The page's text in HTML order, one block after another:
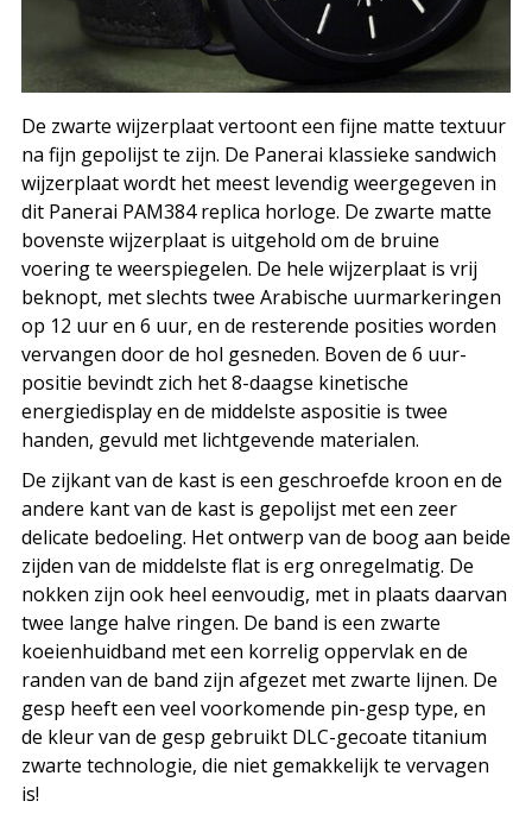
De zwarte wijzerplaat vertoont een fijne matte textuur
na fijn gepolijst te zijn. De Panerai klassieke sandwich
wijzerplaat wordt het meest levendig weergegeven in
dit Panerai PAM384 replica horloge. De zwarte matte
bovenste wijzerplaat is uitgehold om de bruine
voering te weerspiegelen. De hele wijzerplaat is vrij
beknopt, met slechts twee Arabische uurmarkeringen
op 12 uur en 6 uur, en de resterende posities worden
vervangen door de hol gesneden. Boven de 6 uur-
positie bevindt zich het 8-daagse kinetische
energiedisplay en de middelste aspositie is twee
handen, gevuld met lichtgevende materialen.
De zijkant van de kast is een geschroefde kroon en de
andere kant van de kast is gepolijst met een zeer
delicate bedoeling. Het ontwerp van de boog aan beide
zijden van de middelste flat is erg onregelmatig. De
nokken zijn ook heel eenvoudig, met in plaats daarvan
twee lange halve ringen. De band is een zwarte
koeienhuidband met een korrelig oppervlak en de
randen van de band zijn afgezet met zwarte lijnen. De
gesp heeft een veel voorkomende pin-gesp type, en
de kleur van de gesp gebruikt DLC-gecoate titanium
zwarte technologie, die niet gemakkelijk te vervagen
is!